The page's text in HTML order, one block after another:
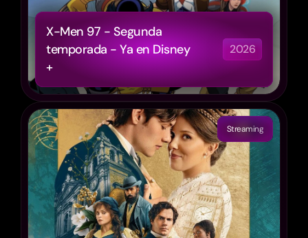
X-Men 97 - Segunda
temporada - Ya en Disney
+
2026
Streaming